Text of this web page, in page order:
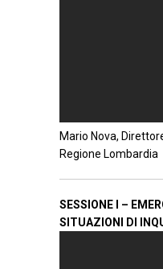
Mario Nova,
Regione Lombardia
SESSIONE I –
SITUAZIONI DI